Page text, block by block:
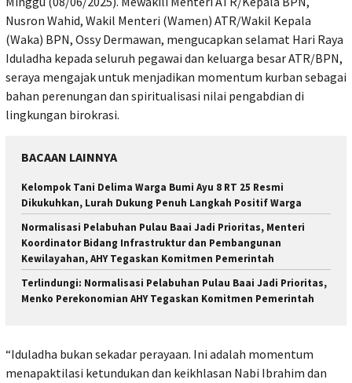
Nusron Wahid, Wakil Menteri (Wamen) ATR/Wakil Kepala
(Waka) BPN, Ossy Dermawan, mengucapkan selamat Hari Raya
Iduladha kepada seluruh pegawai dan keluarga besar ATR/BPN,
seraya mengajak untuk menjadikan momentum kurban sebagai
bahan perenungan dan spiritualisasi nilai pengabdian di
lingkungan birokrasi.
BACAAN LAINNYA
Kelompok Tani Delima Warga Bumi Ayu 8 RT 25 Resmi
Dikukuhkan, Lurah Dukung Penuh Langkah Positif Warga
Normalisasi Pelabuhan Pulau Baai Jadi Prioritas, Menteri
Koordinator Bidang Infrastruktur dan Pembangunan
Kewilayahan, AHY Tegaskan Komitmen Pemerintah
Terlindungi: Normalisasi Pelabuhan Pulau Baai Jadi Prioritas,
Menko Perekonomian AHY Tegaskan Komitmen Pemerintah
“Iduladha bukan sekadar perayaan. Ini adalah momentum
menapaktilasi ketundukan dan keikhlasan Nabi Ibrahim dan